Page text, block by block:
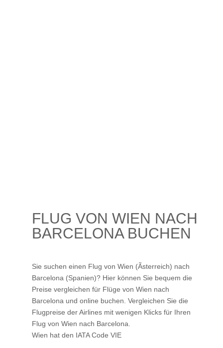
FLUG VON WIEN NACH
BARCELONA BUCHEN
Sie suchen einen Flug von Wien (Ãsterreich) nach
Barcelona (Spanien)? Hier können Sie bequem die
Preise vergleichen für Flüge von Wien nach
Barcelona und online buchen. Vergleichen Sie die
Flugpreise der Airlines mit wenigen Klicks für Ihren
Flug von Wien nach Barcelona.
Wien hat den IATA Code VIE